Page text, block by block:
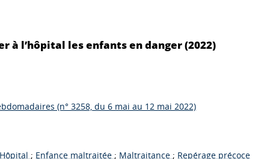
à l’hôpital les enfants en danger (2022)
(n° 3258, du 6 mai au 12 mai 2022)
Hôpital ; Enfance maltraitée ; Maltraitance ; Repérage précoce